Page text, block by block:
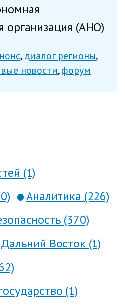
организация (АНО)
в Мо...
диалог регионы
новости форум
(1)
Аналитика (226)
(370)
Дальний Восток (1)
(1)